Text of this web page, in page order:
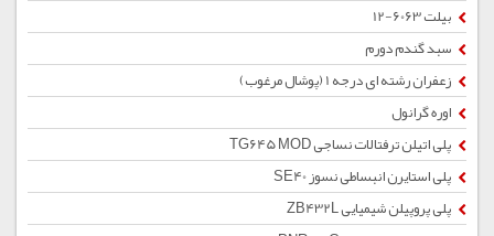
بیلت 6063-12
سبد گندم دورم
زعفران رشته ای درجه 1 (پوشال مرغوب)
اوره گرانول
پلی اتیلن ترفتالات نساجی TG645 MOD
پلی استایرن انبساطی نسوز SE40
پلی پروپیلن شیمیایی ZB432L